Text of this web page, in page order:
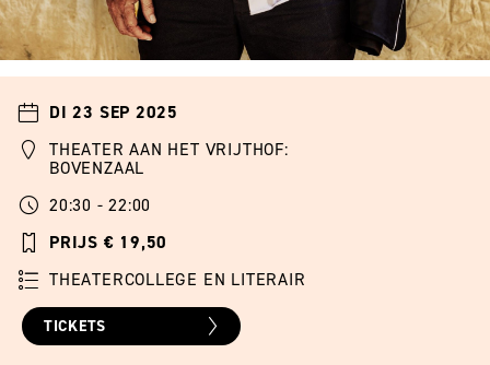
DI 23 SEP 2025
THEATER AAN HET VRIJTHOF:
BOVENZAAL
20:30 - 22:00
PRIJS € 19,50
THEATERCOLLEGE EN LITERAIR
TICKETS